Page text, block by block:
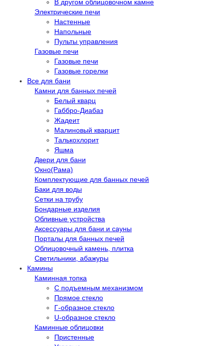
В другом облицовочном камне
Электрические печи
Настенные
Напольные
Пульты управления
Газовые печи
Газовые печи
Газовые горелки
Все для бани
Камни для банных печей
Белый кварц
Габбро-Диабаз
Жадеит
Малиновый кварцит
Талькохлорит
Яшма
Двери для бани
Окно(Рама)
Комплектующие для банных печей
Баки для воды
Сетки на трубу
Бондарные изделия
Обливные устройства
Аксессуары для бани и сауны
Порталы для банных печей
Облицовочный камень, плитка
Светильники, абажуры
Камины
Каминная топка
С подъемным механизмом
Прямое стекло
Г-образное стекло
U-образное стекло
Каминные облицовки
Пристенные